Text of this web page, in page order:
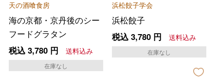
天の酒喰食房
海の京都・京丹後のシー
フードグラタン
税込 3,780円 送料込み
在庫なし
浜松餃子学会
浜松餃子
税込 3,780円 送料込み
在庫なし